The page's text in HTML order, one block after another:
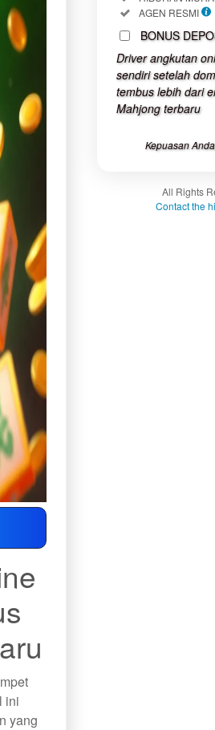
ini
yang
Included:
AGEN RESMI
BONUS
Driver angkutan
sendiri setelah
tembus lebih dari
Mahjong terbaru
Kepuasan
All Rights
Contact the